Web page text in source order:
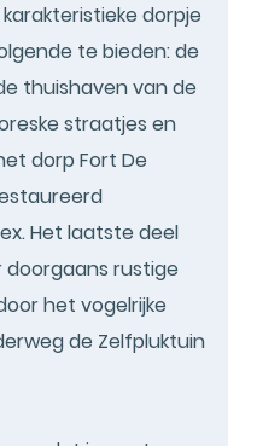
dorpje
te bieden: de
thuishaven van de
straatjes en
dorp Fort De
Het laatste deel
rustige
het vogelrijke
de Zelfpluktuin